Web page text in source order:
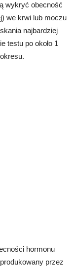
wykryć obecność
we krwi lub moczu
najbardziej
testu po około 1
hormonu
przez